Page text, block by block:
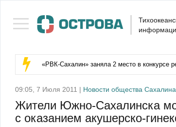
«РВК‑Сахалин» заняла 2 место в конкурсе
09:05, 7 Июля 2011 | Новости общества
Жители Южно-Сахалинска
с оказанием акушерско-